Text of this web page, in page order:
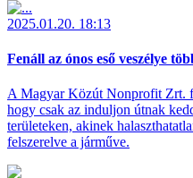
2025.01.20. 18:13
Fenáll az ónos eső veszélye
A Magyar Közút Nonprofit Zrt.
hogy csak az induljon útnak
területeken, akinek
felszerelve a járműve.